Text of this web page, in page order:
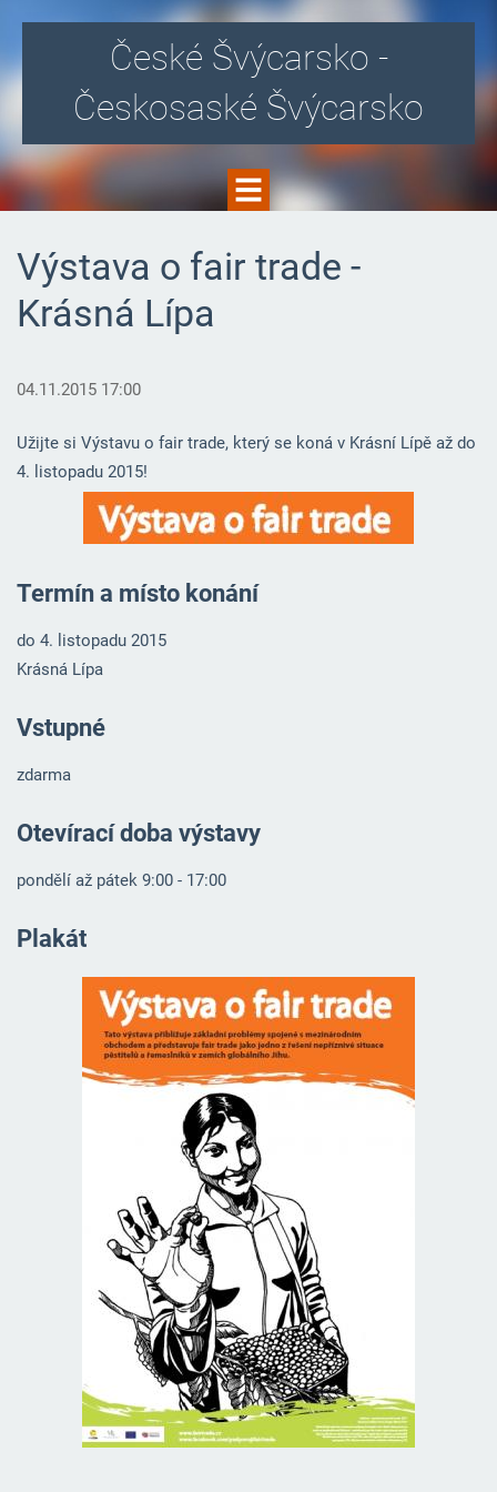
České Švýcarsko -
Českosaské Švýcarsko
Výstava o fair trade -
Krásná Lípa
04.11.2015 17:00
Užijte si Výstavu o fair trade, který se koná v Krásní Lípě až do
4. listopadu 2015!
Termín a místo konání
do 4. listopadu 2015
Krásná Lípa
Vstupné
zdarma
Otevírací doba výstavy
pondělí až pátek 9:00 - 17:00
Plakát